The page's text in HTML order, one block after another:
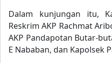
Dalam kunjungan itu,
Reskrim AKP Rachmat
AKP Pandapotan Butar-
E Nababan, dan Kapolsek